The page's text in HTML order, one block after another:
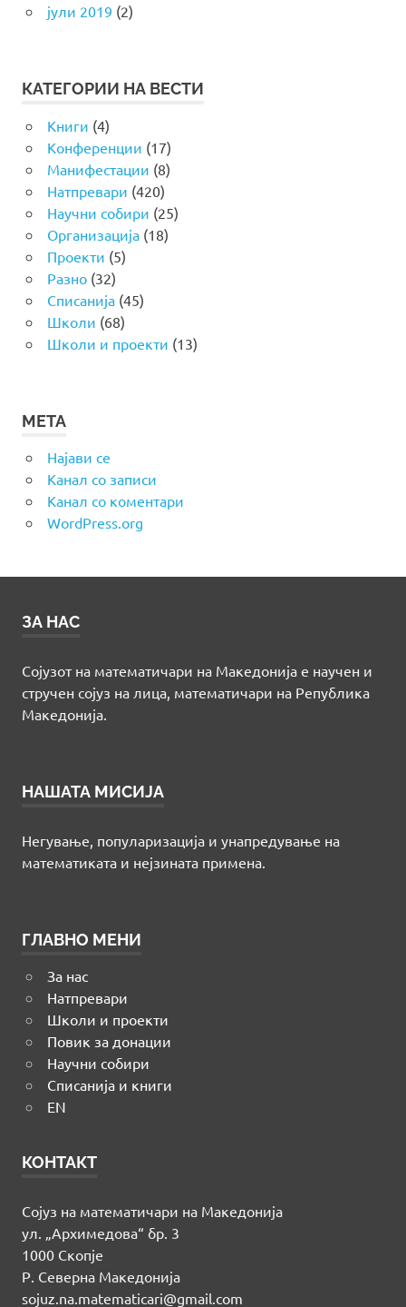
јули 2019 (2)
КАТЕГОРИИ НА ВЕСТИ
Книги (4)
Конференции (17)
Манифестации (8)
Натпревари (420)
Научни собири (25)
Организација(18)
Проекти (5)
Разно(32)
Списанија(45)
Школи (68)
Школи и проекти (13)
МЕТА
Најави се
Канал со записи
Канал со коментари
WordPress.org
ЗА НАС
Сојузот на математичари на Македонија е научен и
стручен сојуз на лица, математичари на Република
Македонија.
НАШАТА МИСИЈА
Негување, популаризација и унапредување на
математиката и нејзината примена.
ГЛАВНО МЕНИ
За нас
Натпревари
Школи и проекти
Повик за донации
Научни собири
Списанија и книги
EN
КОНТАКТ
Сојуз на математичари на Македонија
ул. „Архимедова“ бр. 3
1000 Скопје
Р. Северна Македонија
sojuz.na.matematicari@gmail.com